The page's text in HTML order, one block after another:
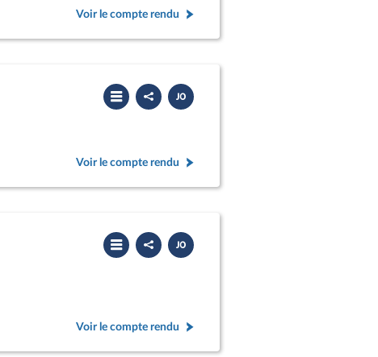
Voir le compte rendu
Partager
le
compte
Télécharger
le
PDF
Voir le compte rendu
Partager
le
compte
Télécharger
le
PDF
Voir le compte rendu